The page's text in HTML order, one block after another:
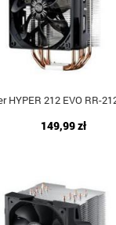
HYPER 212 EVO RR-
149,99 zł